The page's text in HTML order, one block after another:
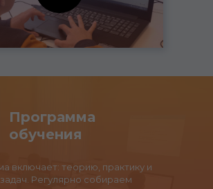
Программа
обучения
включает: теорию, практику и
Регулярно собираем